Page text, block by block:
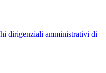
dirigenziali amministrativi di